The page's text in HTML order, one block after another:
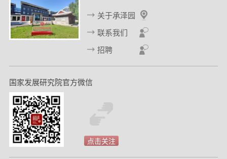
关于承泽园
联系我们
招聘
国家发展研究院官方微信
点击关注